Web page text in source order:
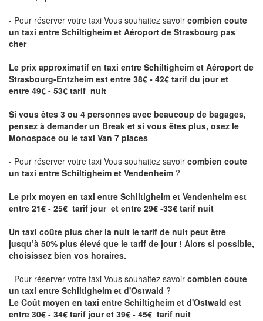
- Pour réserver votre taxi Vous souhaitez savoir combien coute
un taxi entre Schiltigheim et Aéroport de Strasbourg pas
cher
Le prix approximatif en taxi entre Schiltigheim et Aéroport de
Strasbourg-Entzheim est entre 38€ - 42€ tarif du jour et
entre 49€ - 53€ tarif nuit
Si vous êtes 3 ou 4 personnes avec beaucoup de bagages,
pensez à demander un Break et si vous êtes plus, osez le
Monospace ou le taxi Van 7 places
- Pour réserver votre taxi Vous souhaitez savoir combien coute
un taxi entre Schiltigheim et Vendenheim ?
Le prix moyen en taxi entre Schiltigheim et Vendenheim est
entre 21€ - 25€ tarif jour et entre 29€ -33€ tarif nuit
Un taxi coûte plus cher la nuit le tarif de nuit peut être
jusqu’à 50% plus élevé que le tarif de jour ! Alors si possible,
choisissez bien vos horaires.
- Pour réserver votre taxi Vous souhaitez savoir combien coute
un taxi entre Schiltigheim et d'Ostwald ?
Le Coût moyen en taxi entre Schiltigheim et d'Ostwald est
entre 30€ - 34€ tarif jour et 39€ - 45€ tarif nuit